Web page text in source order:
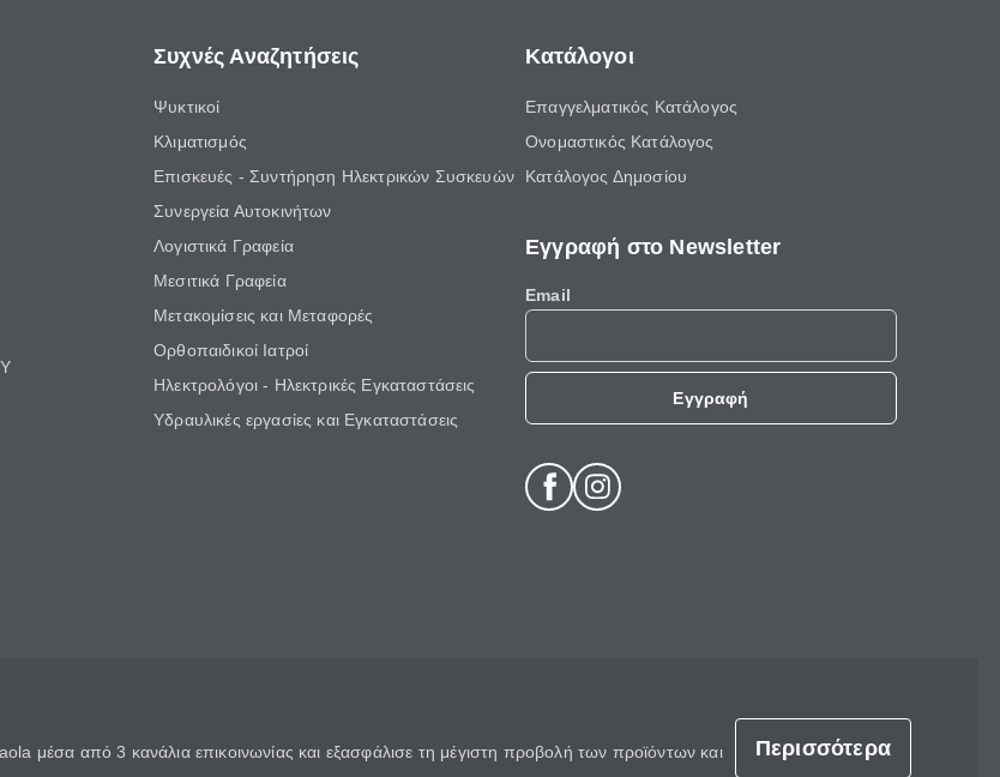
Συχνές Αναζητήσεις
Ψυκτικοί
Κλιματισμός
Επισκευές - Συντήρηση Ηλεκτρικών Συσκευών
Συνεργεία Αυτοκινήτων
Λογιστικά Γραφεία
Μεσιτικά Γραφεία
Μετακομίσεις και Μεταφορές
Ορθοπαιδικοί Ιατροί
Ηλεκτρολόγοι - Ηλεκτρικές Εγκαταστάσεις
Υδραυλικές εργασίες και Εγκαταστάσεις
Κατάλογοι
Επαγγελματικός Κατάλογος
Ονομαστικός Κατάλογος
Κατάλογος Δημοσίου
Εγγραφή στο Newsletter
Email
Εγγραφή
μέσα από 3 κανάλια επικοινωνίας και εξασφάλισε τη μέγιστη προβολή των προϊόντων και
Περισσότερα